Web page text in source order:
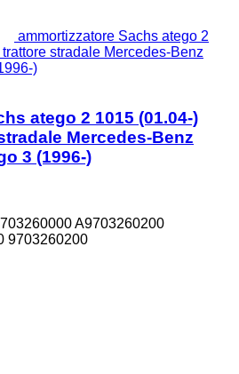
ammortizzatore Sachs atego 2
stradale Mercedes-Benz
)
atego 2 1015 (01.04-)
Mercedes-Benz
3 (1996-)
A9703260200
9703260200